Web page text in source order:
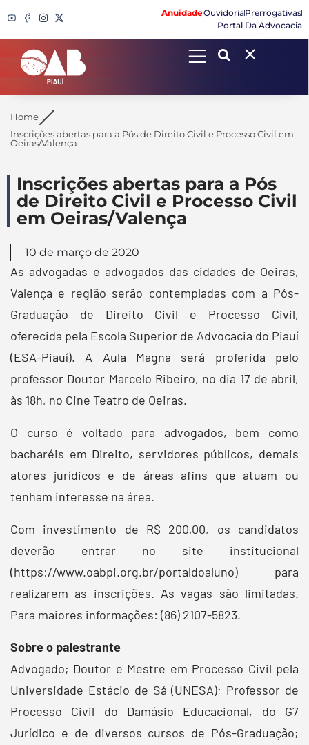
AnuidadeOuvidoriaPrerrogativas
Portal Da Advocacia
Search
Home
Inscrições abertas para a Pós de Direito Civil e Processo Civil em
Oeiras/Valença
Inscrições abertas para a Pós
de Direito Civil e Processo Civil
em Oeiras/Valença
10 de março de 2020
As advogadas e advogados das cidades de Oeiras,
Valença e região serão contempladas com a Pós-
Graduação de Direito Civil e Processo Civil,
oferecida pela Escola Superior de Advocacia do Piauí
(ESA-Piauí). A Aula Magna será proferida pelo
professor Doutor Marcelo Ribeiro, no dia 17 de abril,
às 18h, no Cine Teatro de Oeiras.
O curso é voltado para advogados, bem como
bacharéis em Direito, servidores públicos, demais
atores jurídicos e de áreas afins que atuam ou
tenham interesse na área.
Com investimento de R$ 200,00, os candidatos
deverão entrar no site institucional
(https://www.oabpi.org.br/portaldoaluno) para
realizarem as inscrições. As vagas são limitadas.
Para maiores informações: (86) 2107-5823.
Sobre o palestrante
Advogado; Doutor e Mestre em Processo Civil pela
Universidade Estácio de Sá (UNESA); Professor de
Processo Civil do Damásio Educacional, do G7
Jurídico e de diversos cursos de Pós-Graduação;